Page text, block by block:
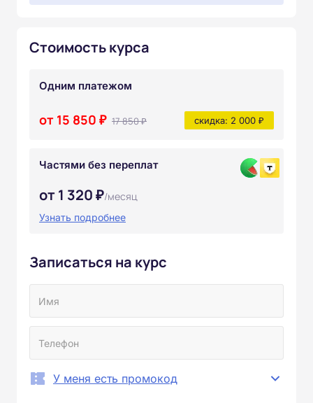
Стоимость курса
Одним платежом
от 15 850 ₽ 17 850 ₽ скидка: 2 000 ₽
Частями без переплат
от 1 320 ₽/месяц
Узнать подробнее
Записаться на курс
У меня есть промокод